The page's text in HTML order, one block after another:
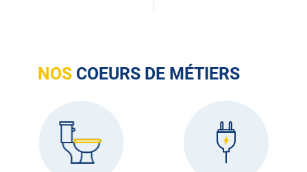
NOS COEURS DE MÉTIERS